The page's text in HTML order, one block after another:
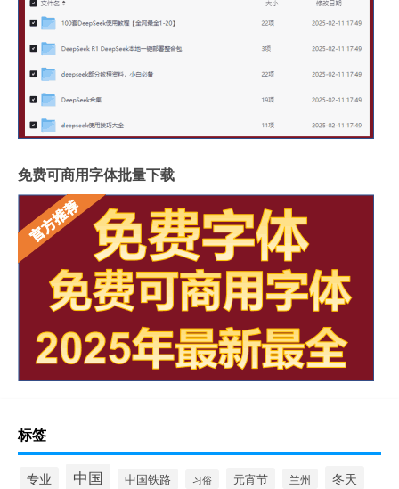
免费可商用字体批量下载
标签
专业 中国 中国铁路 习俗 元宵节 兰州 冬天